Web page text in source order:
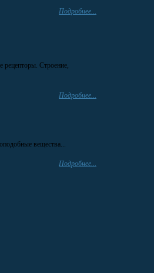
Подробнее...
рецепторы. Строение,
Подробнее...
вещества...
Подробнее...